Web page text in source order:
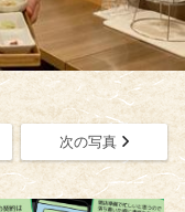
次の写真